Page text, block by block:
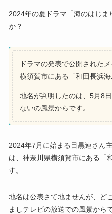
2024年の夏ドラマ「海のはじま
か？
ドラマの発表で公開された
横須賀市にある「和田長浜海
地名が判明したのは、5月8
ないの風景からです。
2024年7月に始まる目黒連さん
は、神奈川県横須賀市にある「
す。
地名は公表さて地ませんが、ど
ましテレビの放送での風景からで